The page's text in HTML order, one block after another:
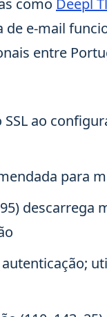
como Deepl
e-mail
entre
ao
para
descarrega